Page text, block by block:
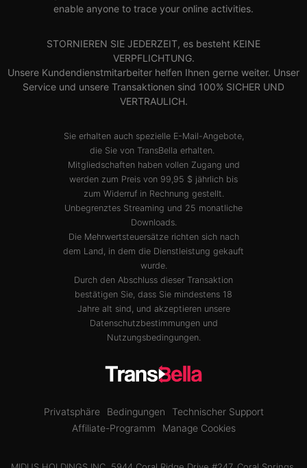
enable anyone to trace your online activities.
STORNIEREN SIE JEDERZEIT, es besteht KEINE
VERPFLICHTUNG.
Unsere Kundendienstmitarbeiter helfen Ihnen gerne weiter. Unser
Service und unsere Transaktionen sind 100% SICHER UND
VERTRAULICH.
Sie erhalten auch spezielle E-Mail-Angebote,
die Sie von TransBella erhalten.
Mitgliedschaften haben vollen Zugang und
werden zum Preis von 99,95 $ jährlich bis
zum Widerruf in Rechnung gestellt.
Unbegrenztes Streaming und 25 monatliche
Downloads.
Die Mehrwertsteuersätze richten sich nach
dem Land, in dem die Dienstleistung gekauft
wurde.
Durch den Abschluss dieser Transaktion
bestätigen Sie, dass Sie mindestens 18
Jahre alt sind, und akzeptieren unsere
Datenschutzbestimmungenund
Nutzungsbedingungen.
Privatsphäre Bedingungen
Technischer Support
Affiliate-Programm
Manage Cookies